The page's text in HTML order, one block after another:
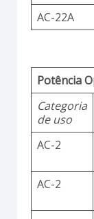
AC-22A
Potência
Categoria
de uso
AC-2
AC-2